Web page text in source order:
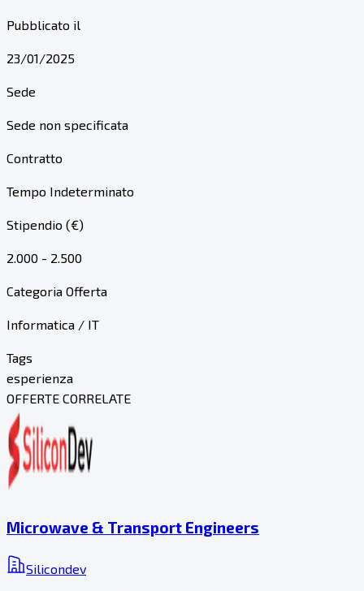
Pubblicato il
23/01/2025
Sede
Sede non specificata
Contratto
Tempo Indeterminato
Stipendio (€)
2.000 - 2.500
Categoria Offerta
Informatica / IT
Tags
esperienza
OFFERTE CORRELATE
Microwave & Transport Engineers
Silicondev